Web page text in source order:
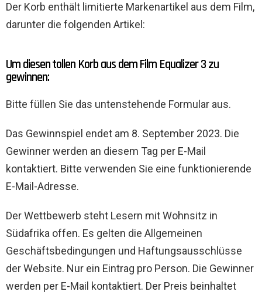
Der Korb enthält limitierte Markenartikel aus dem Film,
darunter die folgenden Artikel:
Um diesen tollen Korb aus dem Film Equalizer 3 zu
gewinnen:
Bitte füllen Sie das untenstehende Formular aus.
Das Gewinnspiel endet am 8. September 2023. Die
Gewinner werden an diesem Tag per E-Mail
kontaktiert. Bitte verwenden Sie eine funktionierende
E-Mail-Adresse.
Der Wettbewerb steht Lesern mit Wohnsitz in
Südafrika offen. Es gelten die Allgemeinen
Geschäftsbedingungen und Haftungsausschlüsse
der Website. Nur ein Eintrag pro Person. Die Gewinner
werden per E-Mail kontaktiert. Der Preis beinhaltet